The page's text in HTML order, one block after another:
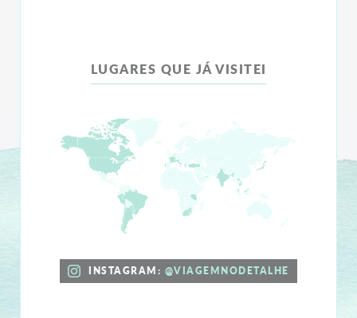
LUGARES QUE JÁ VISITEI
INSTAGRAM: @VIAGEMNODETALHE